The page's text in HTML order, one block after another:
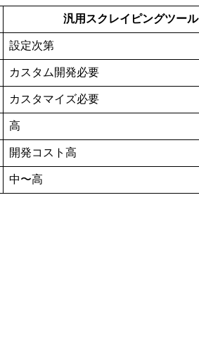
汎用スクレイピングツール
設定次第
カスタム開発必要
カスタマイズ必要
高
開発コスト高
中〜高